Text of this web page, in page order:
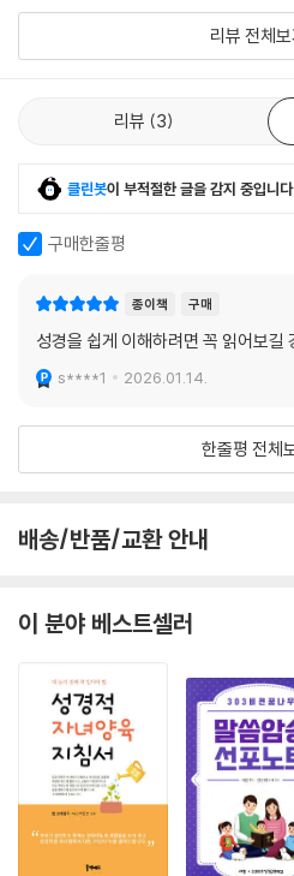
다운 거처에 있는 살아있는 돌과 같습니
교회는 또한 그리스도의 몸입니다(고
리고 서로를 섬길 수 있도록 영적 은사
다. 몸의 각 부분이 특별하고 중요한 일
--- 「교회」 중에서
리뷰 전체보
리뷰 3
클린봇이 부적절한 글을 감지 중입니다.
구매한줄평
종이책 구매
성경을 쉽게 이해하려면 꼭 읽어보길
s****1 2026.01.14.
한줄평 전체
배송/반품/교환 안내
이 분야 베스트셀러